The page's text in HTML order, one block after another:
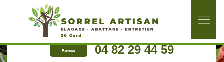
Bureau 04 82 29 44 59